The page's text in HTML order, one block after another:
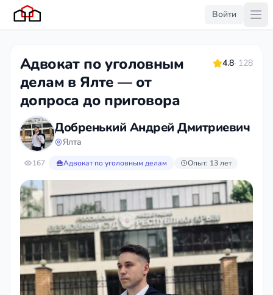
Войти
Адвокат по уголовным
делам в Ялте — от
допроса до приговора
4.8· 128
Добренький Андрей Дмитриевич
Ялта
167 Адвокат по уголовным делам Опыт: 13 лет